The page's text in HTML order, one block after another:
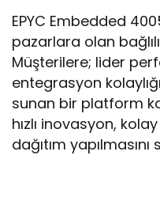
EPYC Embedded
pazarlara olan
Müşterilere; lider
entegrasyon
sunan bir platform
hızlı inovasyon,
dağıtım yapılmasını